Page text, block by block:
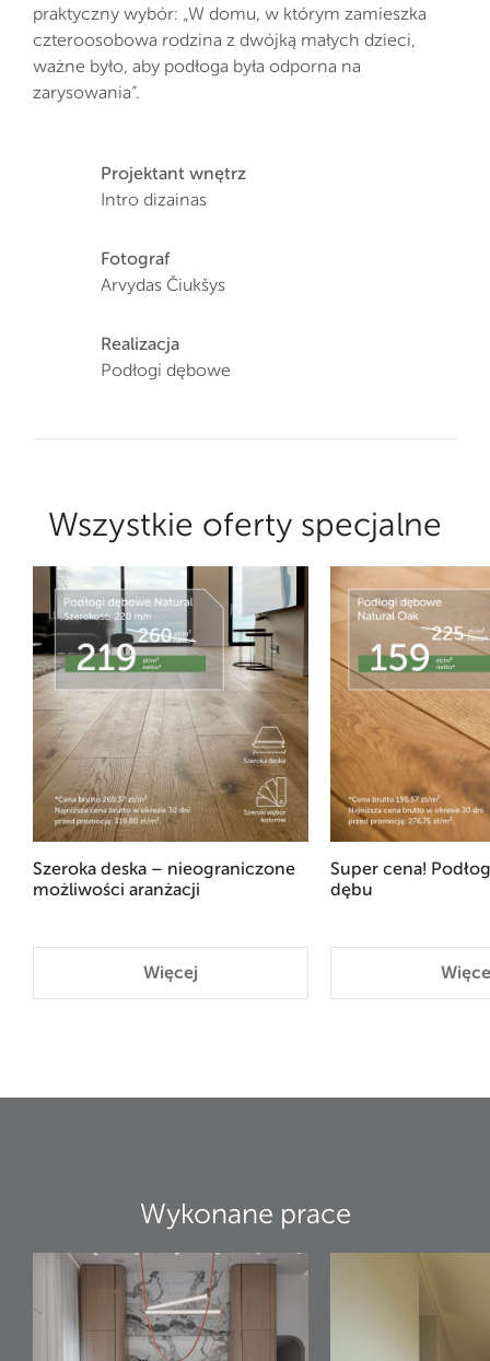
praktyczny wybór: „W domu, w którym zamieszka
czteroosobowa rodzina z dwójką małych dzieci,
ważne było, aby podłoga była odporna na
zarysowania”.
Projektant wnętrz
Intro dizainas
Fotograf
Arvydas Čiukšys
Realizacja
Podłogi dębowe
Wszystkie oferty specjalne
Szeroka deska – nieograniczone
możliwości aranżacji
Więcej
Super cena!
dębu
Wykonane prace